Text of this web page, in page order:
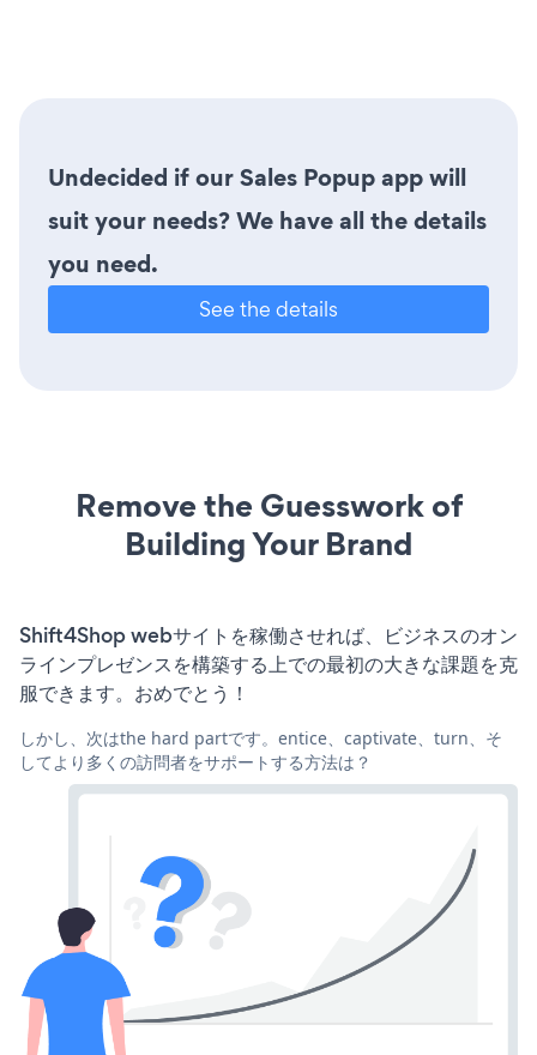
Undecided if our Sales Popup app will
suit your needs? We have all the details
you need.
See the details
Remove the Guesswork of
Building Your Brand
Shift4Shop webサイトを稼働させれば、ビジネスのオン
ラインプレゼンスを構築する上での最初の大きな課題を克
服できます。おめでとう！
しかし、次はthe hard partです。entice、captivate、turn、そ
してより多くの訪問者をサポートする方法は？